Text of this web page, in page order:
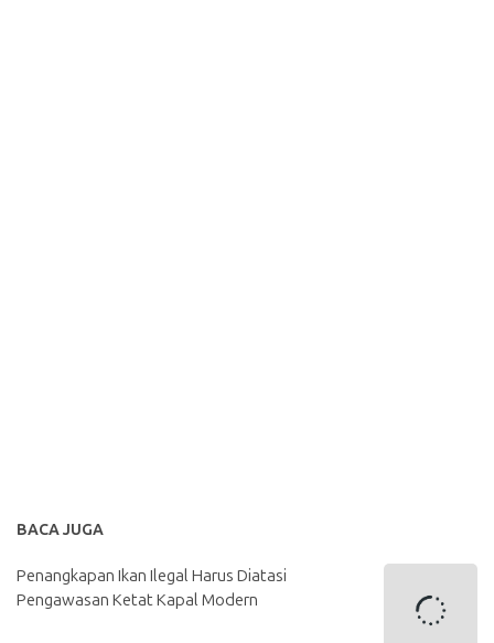
BACA JUGA
Penangkapan Ikan Ilegal Harus Diatasi
Pengawasan Ketat Kapal Modern